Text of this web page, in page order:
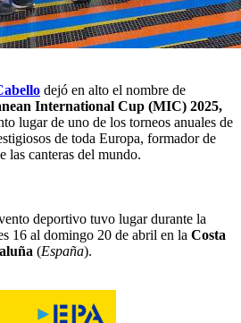
dejó en alto el nombre de
International Cup (MIC) 2025,
lugar de uno de los torneos anuales de
de toda Europa, formador de
las canteras del mundo.
deportivo tuvo lugar durante la
16 al domingo 20 de abril en la Costa
(España).